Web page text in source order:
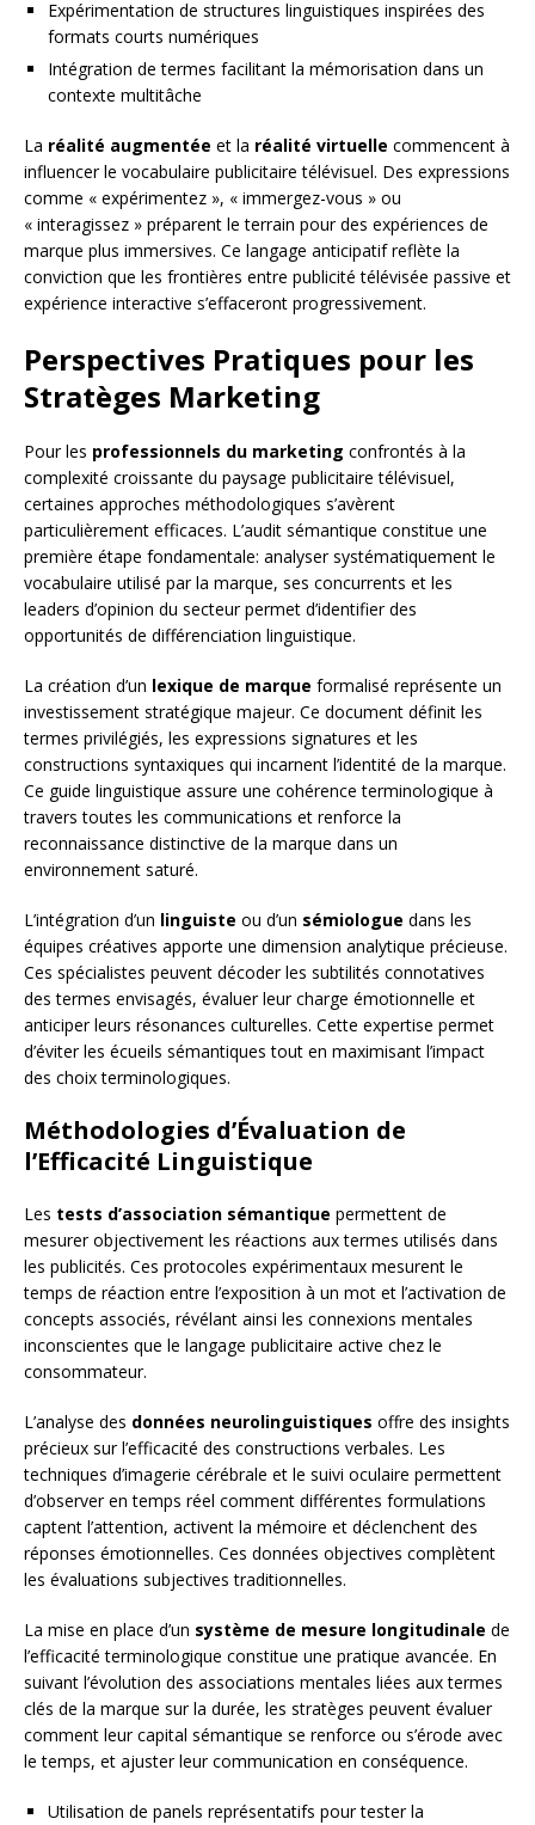
Expérimentation de structures linguistiques inspirées des
formats courts numériques
Intégration de termes facilitant la mémorisation dans un
contexte multitâche
La réalité augmentée et la réalité virtuelle commencent à
influencer le vocabulaire publicitaire télévisuel. Des expressions
comme « expérimentez », « immergez-vous » ou
« interagissez » préparent le terrain pour des expériences de
marque plus immersives. Ce langage anticipatif reflète la
conviction que les frontières entre publicité télévisée passive et
expérience interactive s’effaceront progressivement.
Perspectives Pratiques pour les
Stratèges Marketing
Pour les professionnels du marketing confrontés à la
complexité croissante du paysage publicitaire télévisuel,
certaines approches méthodologiques s’avèrent
particulièrement efficaces. L’audit sémantique constitue une
première étape fondamentale: analyser systématiquement le
vocabulaire utilisé par la marque, ses concurrents et les
leaders d’opinion du secteur permet d’identifier des
opportunités de différenciation linguistique.
La création d’un lexique de marque formalisé représente un
investissement stratégique majeur. Ce document définit les
termes privilégiés, les expressions signatures et les
constructions syntaxiques qui incarnent l’identité de la marque.
Ce guide linguistique assure une cohérence terminologique à
travers toutes les communications et renforce la
reconnaissance distinctive de la marque dans un
environnement saturé.
L’intégration d’un linguiste ou d’un sémiologue dans les
équipes créatives apporte une dimension analytique précieuse.
Ces spécialistes peuvent décoder les subtilités connotatives
des termes envisagés, évaluer leur charge émotionnelle et
anticiper leurs résonances culturelles. Cette expertise permet
d’éviter les écueils sémantiques tout en maximisant l’impact
des choix terminologiques.
Méthodologies d’Évaluation de
l’Efficacité Linguistique
Les tests d’association sémantique permettent de
mesurer objectivement les réactions aux termes utilisés dans
les publicités. Ces protocoles expérimentaux mesurent le
temps de réaction entre l’exposition à un mot et l’activation de
concepts associés, révélant ainsi les connexions mentales
inconscientes que le langage publicitaire active chez le
consommateur.
L’analyse des données neurolinguistiques offre des insights
précieux sur l’efficacité des constructions verbales. Les
techniques d’imagerie cérébrale et le suivi oculaire permettent
d’observer en temps réel comment différentes formulations
captent l’attention, activent la mémoire et déclenchent des
réponses émotionnelles. Ces données objectives complètent
les évaluations subjectives traditionnelles.
La mise en place d’un système de mesure longitudinale de
l’efficacité terminologique constitue une pratique avancée. En
suivant l’évolution des associations mentales liées aux termes
clés de la marque sur la durée, les stratèges peuvent évaluer
comment leur capital sémantique se renforce ou s’érode avec
le temps, et ajuster leur communication en conséquence.
Utilisation de panels représentatifs pour tester la